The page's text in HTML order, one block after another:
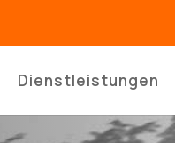
Dienstleistungen